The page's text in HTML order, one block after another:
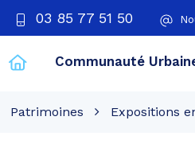
03 85 77 51 50
Communauté
Patrimoines Expositions